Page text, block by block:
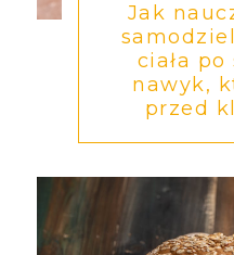
Jak
ciała
nawyk,
przed